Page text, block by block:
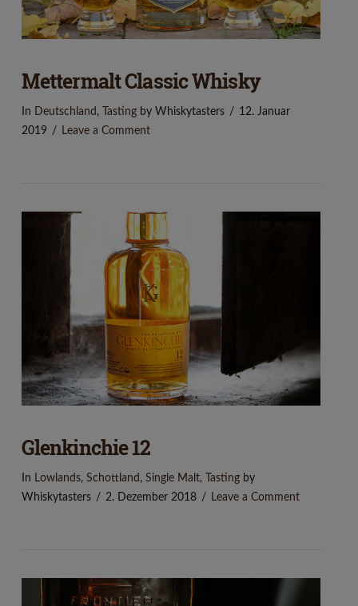
VIEW POST
Mettermalt Classic Whisky
In Deutschland , Tastingby Whiskytasters
12. Januar
2019
Leave a Comment
Glenkinchie 12
In Lowlands, Schottland , Single Malt, Tastingby
Whiskytasters
2. Dezember 2018 Leave a Comment